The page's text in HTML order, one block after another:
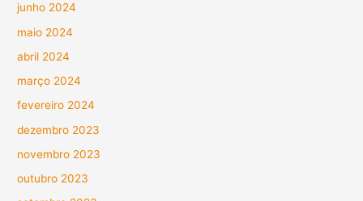
junho 2024
maio 2024
abril 2024
março 2024
fevereiro 2024
dezembro 2023
novembro 2023
outubro 2023